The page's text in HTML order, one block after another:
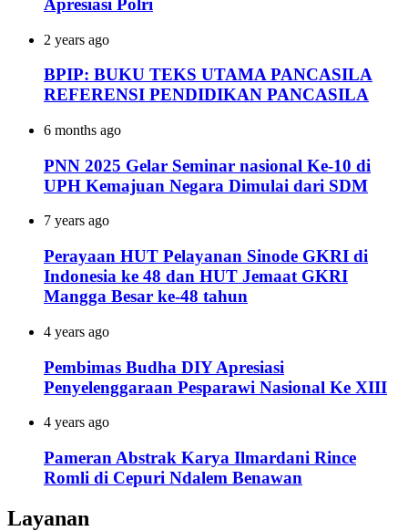
Apresiasi Polri
2 years ago
BPIP: BUKU TEKS UTAMA PANCASILA
REFERENSI PENDIDIKAN PANCASILA
6 months ago
PNN 2025 Gelar Seminar nasional Ke-10 di
UPH Kemajuan Negara Dimulai dari SDM
7 years ago
Perayaan HUT Pelayanan Sinode GKRI di
Indonesia ke 48 dan HUT Jemaat GKRI
Mangga Besar ke-48 tahun
4 years ago
Pembimas Budha DIY Apresiasi
Penyelenggaraan Pesparawi Nasional Ke XIII
4 years ago
Pameran Abstrak Karya Ilmardani Rince
Romli di Cepuri Ndalem Benawan
Layanan